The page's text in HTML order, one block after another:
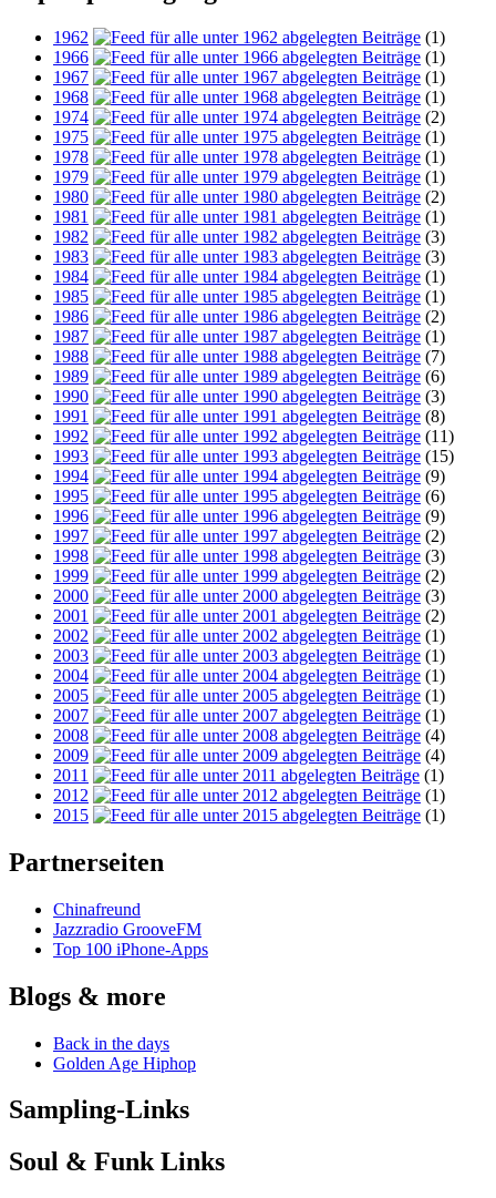
1962
(1)
1966
(1)
1967
(1)
1968
(1)
1974
(2)
1975
(1)
1978
(1)
1979
(1)
1980
(2)
1981
(1)
1982
(3)
1983
(3)
1984
(1)
1985
(1)
1986
(2)
1987
(1)
1988
(7)
1989
(6)
1990
(3)
1991
(8)
1992
(11)
1993
(15)
1994
(9)
1995
(6)
1996
(9)
1997
(2)
1998
(3)
1999
(2)
2000
(3)
2001
(2)
2002
(1)
2003
(1)
2004
(1)
2005
(1)
2007
(1)
2008
(4)
2009
(4)
2011
(1)
2012
(1)
2015
(1)
Partnerseiten
Chinafreund
Jazzradio GrooveFM
Top 100 iPhone-Apps
Blogs & more
Back in the days
Golden Age Hiphop
Sampling-Links
Soul & Funk Links